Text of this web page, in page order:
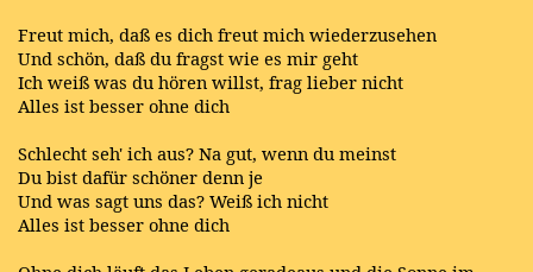
Freut mich, daß es dich freut mich wiederzusehen
Und schön, daß du fragst wie es mir geht
Ich weiß was du hören willst, frag lieber nicht
Alles ist besser ohne dich
Schlecht seh' ich aus? Na gut, wenn du meinst
Du bist dafür schöner denn je
Und was sagt uns das? Weiß ich nicht
Alles ist besser ohne dich